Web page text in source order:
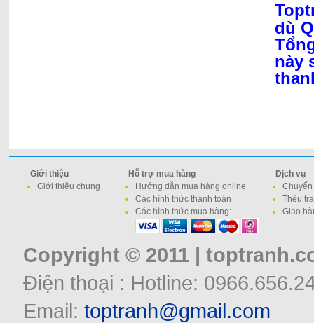
dù
này
Giới thiệu
Giới thiệu chung
Hỗ trợ mua hàng
Hướng dẫn mua hàng online
Các hình thức thanh toán
Các hình thức mua hàng:
Dịch vụ
Thêu
Giao
Copyright © 2011 |
Điện thoại : Hotline:
Email: toptranh@gmail.com